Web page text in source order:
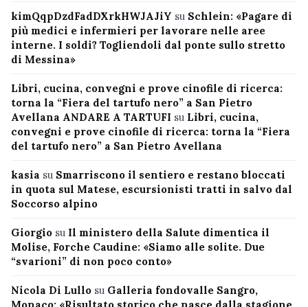
kimQqpDzdFadDXrkHWJAJiY su Schlein: «Pagare di
più medici e infermieri per lavorare nelle aree
interne. I soldi? Togliendoli dal ponte sullo stretto
di Messina»
Libri, cucina, convegni e prove cinofile di ricerca:
torna la “Fiera del tartufo nero” a San Pietro
Avellana ANDARE A TARTUFI su Libri, cucina,
convegni e prove cinofile di ricerca: torna la “Fiera
del tartufo nero” a San Pietro Avellana
kasia su Smarriscono il sentiero e restano bloccati
in quota sul Matese, escursionisti tratti in salvo dal
Soccorso alpino
Giorgio su Il ministero della Salute dimentica il
Molise, Forche Caudine: «Siamo alle solite. Due
“svarioni” di non poco conto»
Nicola Di Lullo su Galleria fondovalle Sangro,